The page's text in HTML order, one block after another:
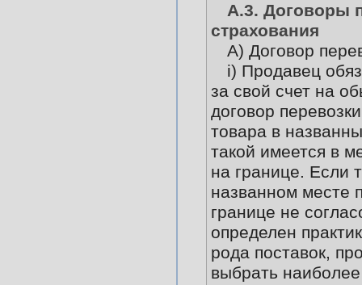
А.3. Договоры
страхования
А) Договор
i) Продавец
за свой счет на
договор
товара в
такой имеется в
на границе. Если
названном месте
границе не
определен
рода поставок,
выбрать